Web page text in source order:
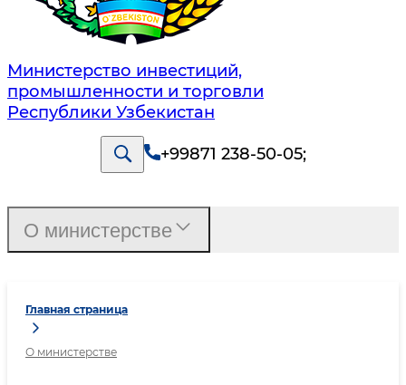
Министерство инвестиций,
промышленности и торговли
Республики Узбекистан
+99871 238-50-05;
Главная страница
О министерстве
О министерстве